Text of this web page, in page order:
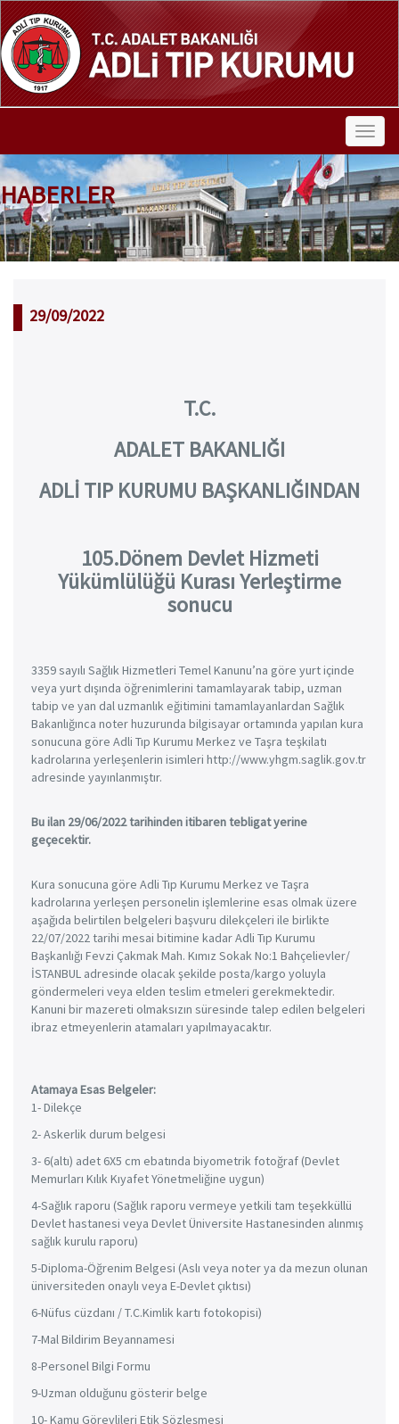
HABERLER
29/09/2022
T.C.
ADALET BAKANLIĞI
ADLİ TIP KURUMU BAŞKANLIĞINDAN
105.Dönem Devlet Hizmeti
Yükümlülüğü Kurası Yerleştirme
sonucu
3359 sayılı Sağlık Hizmetleri Temel Kanunu’na göre yurt içinde
veya yurt dışında öğrenimlerini tamamlayarak tabip, uzman
tabip ve yan dal uzmanlık eğitimini tamamlayanlardan Sağlık
Bakanlığınca noter huzurunda bilgisayar ortamında yapılan kura
sonucuna göre Adli Tıp Kurumu Merkez ve Taşra teşkilatı
kadrolarına yerleşenlerin isimleri http://www.yhgm.saglik.gov.tr
adresinde yayınlanmıştır.
Bu ilan 29/06/2022 tarihinden itibaren tebligat yerine
geçecektir.
Kura sonucuna göre Adli Tıp Kurumu Merkez ve Taşra
kadrolarına yerleşen personelin işlemlerine esas olmak üzere
aşağıda belirtilen belgeleri başvuru dilekçeleri ile birlikte
22/07/2022 tarihi mesai bitimine kadar Adli Tıp Kurumu
Başkanlığı Fevzi Çakmak Mah. Kımız Sokak No:1 Bahçelievler/
İSTANBUL adresinde olacak şekilde posta/kargo yoluyla
göndermeleri veya elden teslim etmeleri gerekmektedir.
Kanuni bir mazereti olmaksızın süresinde talep edilen belgeleri
ibraz etmeyenlerin atamaları yapılmayacaktır.
Atamaya Esas Belgeler:
1- Dilekçe
2- Askerlik durum belgesi
3- 6(altı) adet 6X5 cm ebatında biyometrik fotoğraf (Devlet
Memurları Kılık Kıyafet Yönetmeliğine uygun)
4-Sağlık raporu (Sağlık raporu vermeye yetkili tam teşekküllü
Devlet hastanesi veya Devlet Üniversite Hastanesinden alınmış
sağlık kurulu raporu)
5-Diploma-Öğrenim Belgesi (Aslı veya noter ya da mezun olunan
üniversiteden onaylı veya E-Devlet çıktısı)
6-Nüfus cüzdanı / T.C.Kimlik kartı fotokopisi)
7-Mal Bildirim Beyannamesi
8-Personel Bilgi Formu
9-Uzman olduğunu gösterir belge
10- Kamu Görevlileri Etik Sözleşmesi